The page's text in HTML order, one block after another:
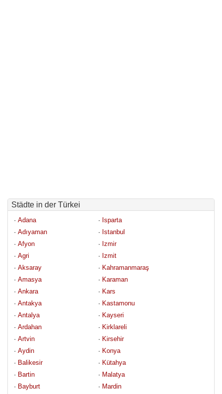
Städte in der Türkei
· Adana · Isparta
· Adıyaman · Istanbul
· Afyon · Izmir
· Agri · Izmit
· Aksaray · Kahramanmaraş
· Amasya · Karaman
· Ankara · Kars
· Antakya · Kastamonu
· Antalya · Kayseri
· Ardahan · Kirklareli
· Artvin · Kirsehir
· Aydin · Konya
· Balikesir · Kütahya
· Bartin · Malatya
· Bayburt · Mardin